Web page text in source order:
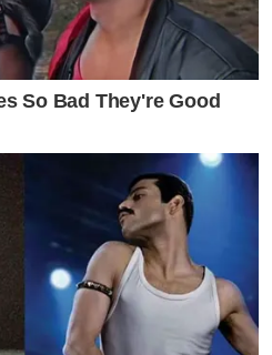
So Bad They're Good